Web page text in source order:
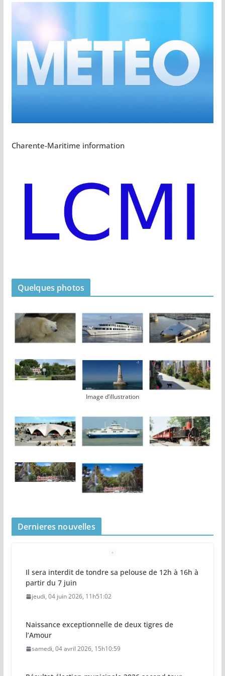
Charente-Maritime information
Quelques photos
Image d’illustration
Dernieres nouvelles
Il sera interdit de tondre sa pelouse de 12h à 16h à
partir du 7 juin
jeudi, 04 juin 2026, 11h51:02
Naissance exceptionnelle de deux tigres de
l’Amour
samedi, 04 avril 2026, 15h10:59